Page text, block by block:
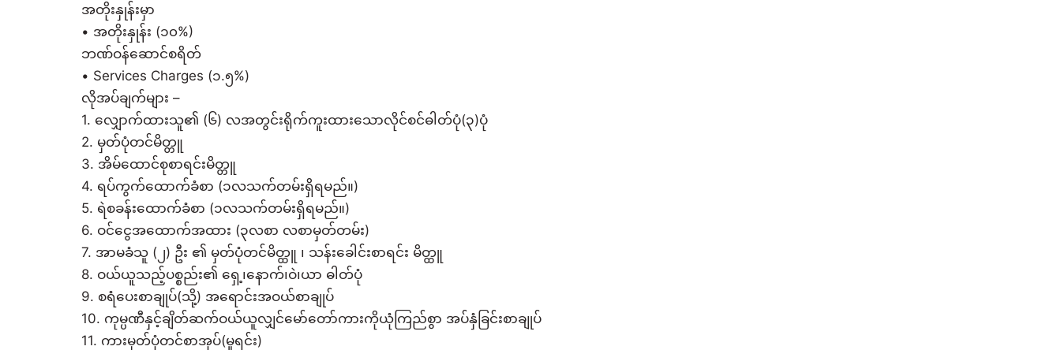
အတိုးနှုန်းမှာ
• အတိုးနှုန်း (၁၀%)
ဘဏ်ဝန်ဆောင်စရိတ်
• Services Charges (၁.၅%)
လိုအပ်ချက်များ –
1. လျှောက်ထားသူ၏ (၆) လအတွင်းရိုက်ကူးထားသောလိုင်စင်ဓါတ်ပုံ(၃)ပုံ
2. မှတ်ပုံတင်မိတ္တူ
3. အိမ်ထောင်စုစာရင်းမိတ္တူ
4. ရပ်ကွက်ထောက်ခံစာ (၁လသက်တမ်းရှိရမည်။)
5. ရဲစခန်းထောက်ခံစာ (၁လသက်တမ်းရှိရမည်။)
6. ဝင်ငွေအထောက်အထား (၃လစာ လစာမှတ်တမ်း)
7. အာမခံသူ (၂) ဦး ၏ မှတ်ပုံတင်မိတ္ထူ ၊ သန်းခေါင်းစာရင်း မိတ္ထူ
8. ဝယ်ယူသည့်ပစ္စည်း၏ ရှေ့၊နောက်၊ဝဲ၊ယာ ဓါတ်ပုံ
9. စရံပေးစာချုပ်(သို့) အရောင်းအဝယ်စာချုပ်
10. ကုမ္ပဏီနှင့်ချိတ်ဆက်ဝယ်ယူလျှင်မော်တော်ကားကိုယုံကြည်စွာ အပ်နှံခြင်းစာချုပ်
11. ကားမှတ်ပုံတင်စာအုပ်(မူရင်း)